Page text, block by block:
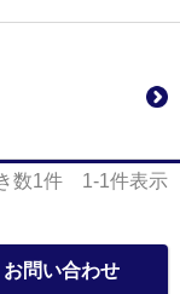
数1件 1-1件表示
お問い合わせ